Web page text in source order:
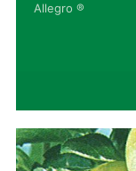
Allegro ®